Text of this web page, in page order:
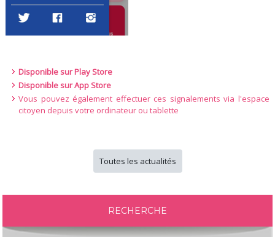
Disponible sur Play Store
Disponible sur App Store
Vous pouvez également effectuer ces signalements via l'espace
citoyen depuis votre ordinateur ou tablette
Toutes les actualités
RECHERCHE